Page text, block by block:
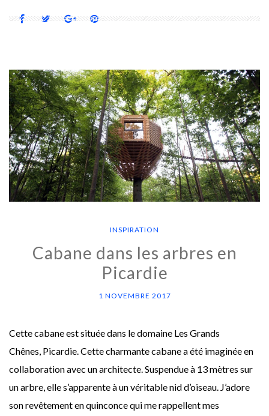
INSPIRATION
Cabane dans les arbres en
Picardie
1 NOVEMBRE 2017
Cette cabane est située dans le domaine Les Grands
Chênes, Picardie. Cette charmante cabane a été imaginée en
collaboration avec un architecte. Suspendue à 13 mètres sur
un arbre, elle s’apparente à un véritable nid d’oiseau. J’adore
son revêtement en quinconce qui me rappellent mes